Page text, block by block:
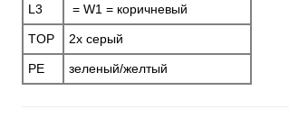
L3 = W1 = коричневый
TOP 2x серый
PE зеленый/желтый